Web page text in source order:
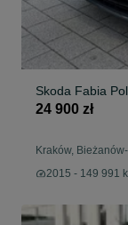
Skoda Fabia
24 900 zł
Kraków,
2015 - 149 991